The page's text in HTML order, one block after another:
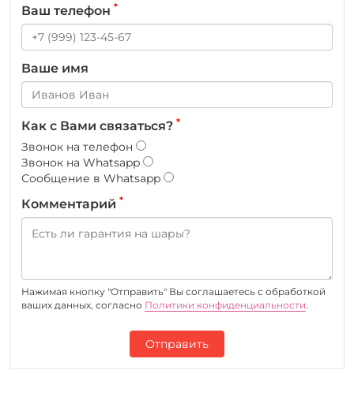
Ваш телефон *
Ваше имя
Как с Вами связаться? *
Звонок на телефон
Звонок на Whatsapp
Сообщение в Whatsapp
Комментарий *
Нажимая кнопку "Отправить" Вы соглашаетесь c обработкой
ваших данных, согласно Политики конфиденциальности.
Отправить